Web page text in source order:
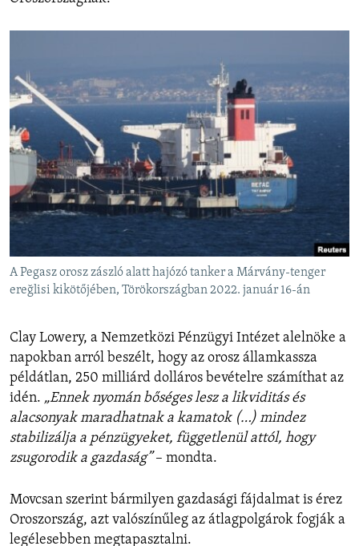
A Pegasz orosz zászló alatt hajózó tanker a Márvány-tenger
ereğlisi kikötőjében, Törökországban 2022. január 16-án
Clay Lowery, a Nemzetközi Pénzügyi Intézet alelnöke a
napokban arról beszélt, hogy az orosz államkassza
példátlan, 250 milliárd dolláros bevételre számíthat az
idén. „Ennek nyomán bőséges lesz a likviditás és
alacsonyak maradhatnak a kamatok (…) mindez
stabilizálja a pénzügyeket, függetlenül attól, hogy
zsugorodik a gazdaság”– mondta.
Movcsan szerint bármilyen gazdasági fájdalmat is érez
Oroszország, azt valószínűleg az átlagpolgárok fogják a
legélesebben megtapasztalni.